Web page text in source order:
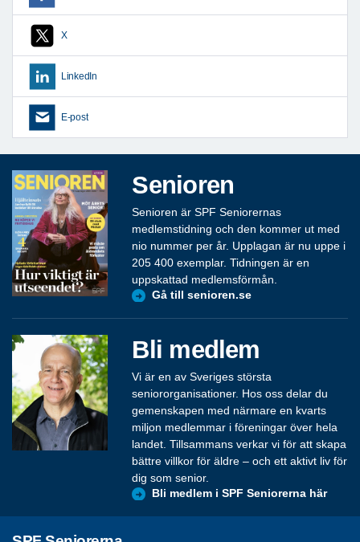
X
LinkedIn
E-post
Senioren
Senioren är SPF Seniorernas
medlemstidning och den kommer ut med
nio nummer per år. Upplagan är nu uppe i
205 400 exemplar. Tidningen är en
uppskattad medlemsförmån.
Gå till senioren.se
Bli medlem
Vi är en av Sveriges största
seniororganisationer. Hos oss delar du
gemenskapen med närmare en kvarts
miljon medlemmar i föreningar över hela
landet. Tillsammans verkar vi för att skapa
bättre villkor för äldre – och ett aktivt liv för
dig som senior.
Bli medlem i SPF Seniorerna här